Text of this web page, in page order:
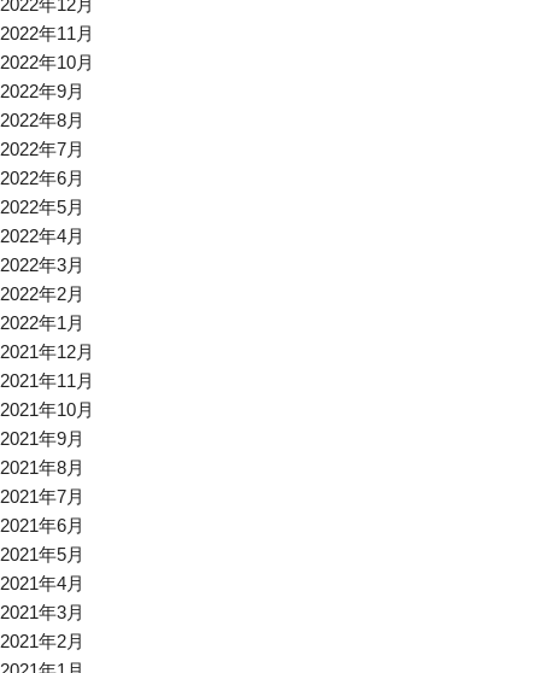
2022年12月
2022年11月
2022年10月
2022年9月
2022年8月
2022年7月
2022年6月
2022年5月
2022年4月
2022年3月
2022年2月
2022年1月
2021年12月
2021年11月
2021年10月
2021年9月
2021年8月
2021年7月
2021年6月
2021年5月
2021年4月
2021年3月
2021年2月